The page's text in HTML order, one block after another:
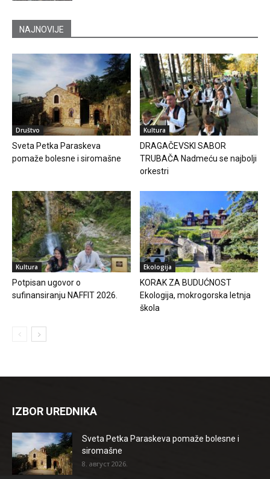
NAJNOVIJE
Društvo
Sveta Petka Paraskeva
pomaže bolesne i siromašne
Kultura
DRAGAČEVSKI SABOR
TRUBAČA Nadmeću se najbolji
orkestri
Kultura
Potpisan ugovor o
sufinansiranju NAFFIT 2026.
Ekologija
KORAK ZA BUDUĆNOST
Ekologija, mokrogorska letnja
škola
IZBOR UREDNIKA
Sveta Petka Paraskeva pomaže bolesne i
siromašne
8. август 2026.